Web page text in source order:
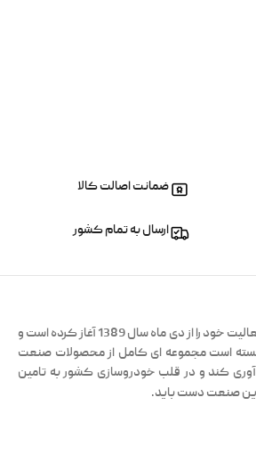
ضمانت اصالت کالا
ارسال به تمام کشور
فروشگاه کانون چسپ فعالیت خود را از دی ماه سال 1389 آغاز کرده است و
است مجموعه ای کامل از محصولات صنعت
کند و در قلب خودروسازی کشور به تامین
این صنعت دست باید.